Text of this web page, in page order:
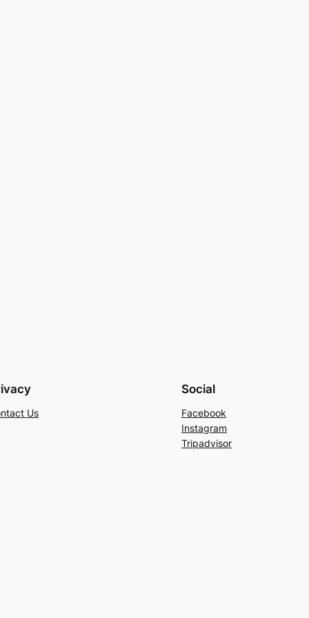
Us
Social
Facebook
Instagram
Tripadvisor